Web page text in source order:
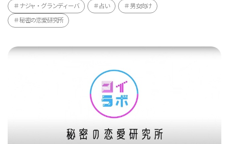
ナジャ・グランディーバ 占い 男女向け
秘密の恋愛研究所